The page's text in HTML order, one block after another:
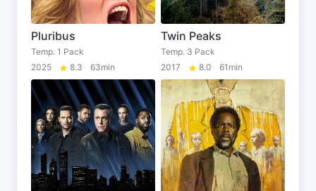
Pluribus
Temp. 1 Pack
2025
8.3 63min
Twin Peaks
Temp. 3 Pack
2017
8.0 61min